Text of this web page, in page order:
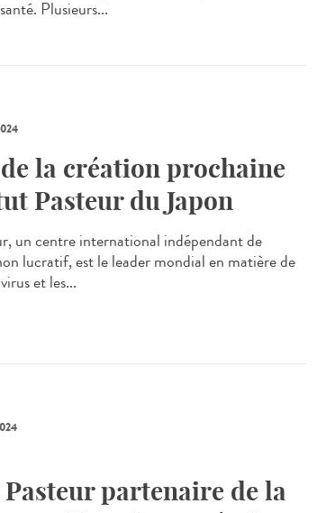
Plusieurs...
la création prochaine
Pasteur du Japon
un centre international indépendant de
lucratif, est le leader mondial en matière de
et les...
partenaire de la